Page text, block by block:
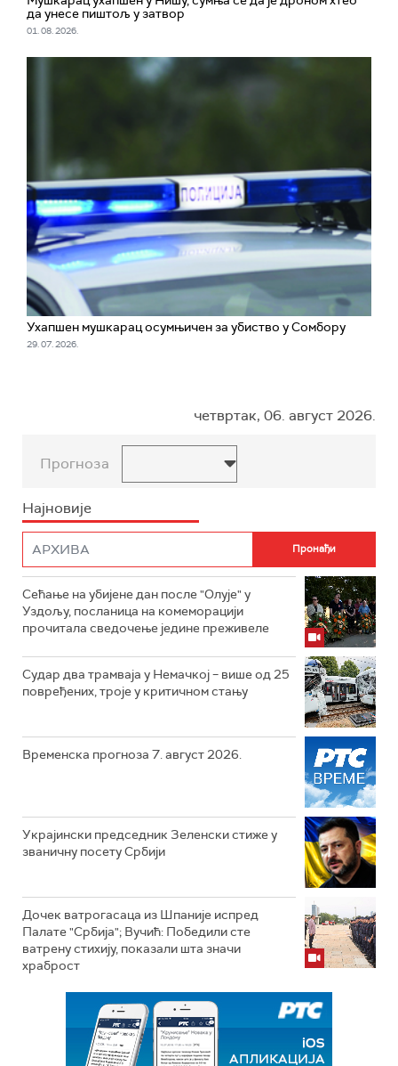
да унесе пиштољ у затвор
01. 08. 2026.
Ухапшен мушкарац осумњичен за убиство у Сомбору
29. 07. 2026.
четвртак, 06. август 2026.
Прогноза
Најновије
Сећање на убијене дан после "Олује" у
Уздољу, посланица на комеморацији
прочитала сведочење једине преживеле
Судар два трамваја у Немачкој – више од 25
повређених, троје у критичном стању
Временска прогноза 7. август 2026.
Украјински председник Зеленски стиже у
званичну посету Србији
Дочек ватрогасаца из Шпаније испред
Палате "Србија"; Вучић: Победили сте
ватрену стихију, показали шта значи
храброст